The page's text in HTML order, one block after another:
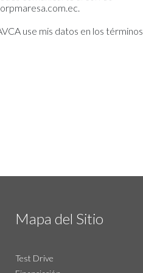
use mis datos en los términos
Mapa del Sitio
Test Drive